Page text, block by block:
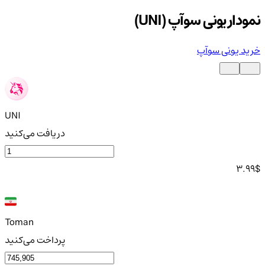
نمودار یونی سوآپ (UNI)
خرید یونی سوآپ
UNI
دریافت می‌کنید
3.99$
Toman
پرداخت می‌کنید